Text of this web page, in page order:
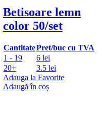
Betisoare lemn
color 50/set
CantitatePret/buc cu TVA
1 - 19
6 lei
20+
3.5 lei
Adauga la Favorite
Adaugă în coș